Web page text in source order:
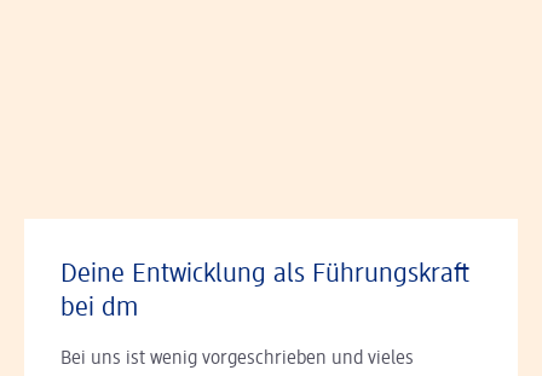
Deine Entwicklung als Führungskraft
bei dm
Bei uns ist wenig vorgeschrieben und vieles